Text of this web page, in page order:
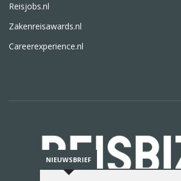
Reisjobs.nl
Zakenreisawards.nl
Careerexperience.nl
NIEUWSBRIEF